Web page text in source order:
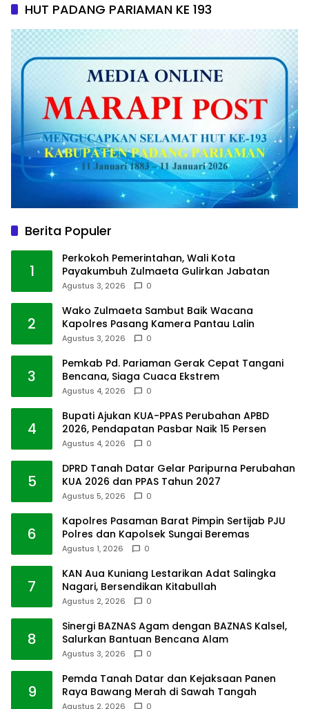
HUT PADANG PARIAMAN KE 193
Berita Populer
1
Perkokoh Pemerintahan, Wali Kota
Payakumbuh Zulmaeta Gulirkan Jabatan
Agustus 3, 2026 0
2
Wako Zulmaeta Sambut Baik Wacana
Kapolres Pasang Kamera Pantau Lalin
Agustus 3, 2026 0
3
Pemkab Pd. Pariaman Gerak Cepat Tangani
Bencana, Siaga Cuaca Ekstrem
Agustus 4, 2026 0
4
Bupati Ajukan KUA-PPAS Perubahan APBD
2026, Pendapatan Pasbar Naik 15 Persen
Agustus 4, 2026 0
5
DPRD Tanah Datar Gelar Paripurna Perubahan
KUA 2026 dan PPAS Tahun 2027
Agustus 5, 2026 0
6
Kapolres Pasaman Barat Pimpin Sertijab PJU
Polres dan Kapolsek Sungai Beremas
Agustus 1, 2026 0
7
KAN Aua Kuniang Lestarikan Adat Salingka
Nagari, Bersendikan Kitabullah
Agustus 2, 2026 0
8
Sinergi BAZNAS Agam dengan BAZNAS Kalsel,
Salurkan Bantuan Bencana Alam
Agustus 3, 2026 0
9
Pemda Tanah Datar dan Kejaksaan Panen
Raya Bawang Merah di Sawah Tangah
Agustus 2, 2026 0